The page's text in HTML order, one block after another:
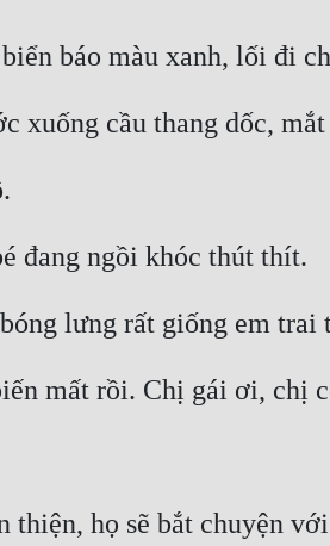
báo màu xanh, lối đi
xuống cầu thang dốc,
đang ngồi khóc thút thít.
lưng rất giống em
mất rồi. Chị gái ơi, chị
thiện, họ sẽ bắt chuyện